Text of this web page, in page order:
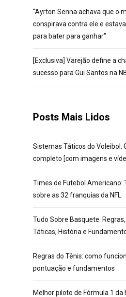
“Ayrton Senna achava que o
conspirava contra ele e
para bater para ganhar”
[Exclusiva] Varejão define a
sucesso para Gui Santos na
Posts Mais Lidos
Sistemas Táticos do Voleibol:
completo [com imagens e
Times de Futebol Americano:
sobre as 32 franquias da NFL
Tudo Sobre Basquete: Regras,
Táticas, História e
Regras do Tênis: como
pontuação e fundamentos
Melhor piloto de Fórmula 1 da